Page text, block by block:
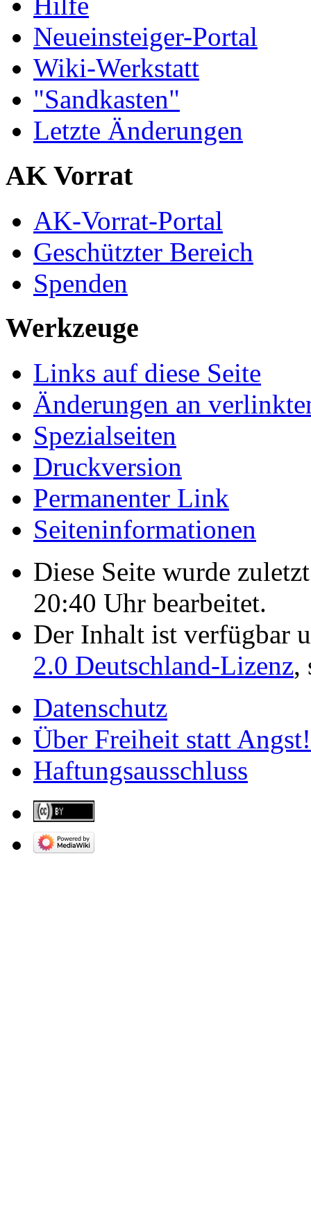
Neueinsteiger-Portal
Wiki-Werkstatt
"Sandkasten"
Letzte Änderungen
AK Vorrat
AK-Vorrat-Portal
Geschützter Bereich
Spenden
Werkzeuge
Links auf diese Seite
Änderungen an
Spezialseiten
Druckversion
Permanenter Link
Seiten­­informationen
Diese Seite wurde
20:40 Uhr bearbeitet.
Der Inhalt ist verfügbar
2.0 Deutschland-Lizenz,
Datenschutz
Über Freiheit statt Angst!
Haftungsausschluss